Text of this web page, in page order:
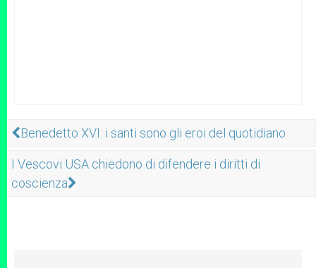
Benedetto XVI: i santi sono gli eroi del quotidiano
I Vescovi USA chiedono di difendere i diritti di
coscienza